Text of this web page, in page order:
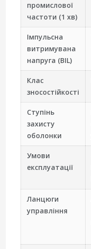
промислової
частоти (1 хв)
Імпульсна
витримувана
напруга (BIL)
Клас
зносостійкості
Ступінь
захисту
оболонки
Умови
експлуатації
Ланцюги
управління